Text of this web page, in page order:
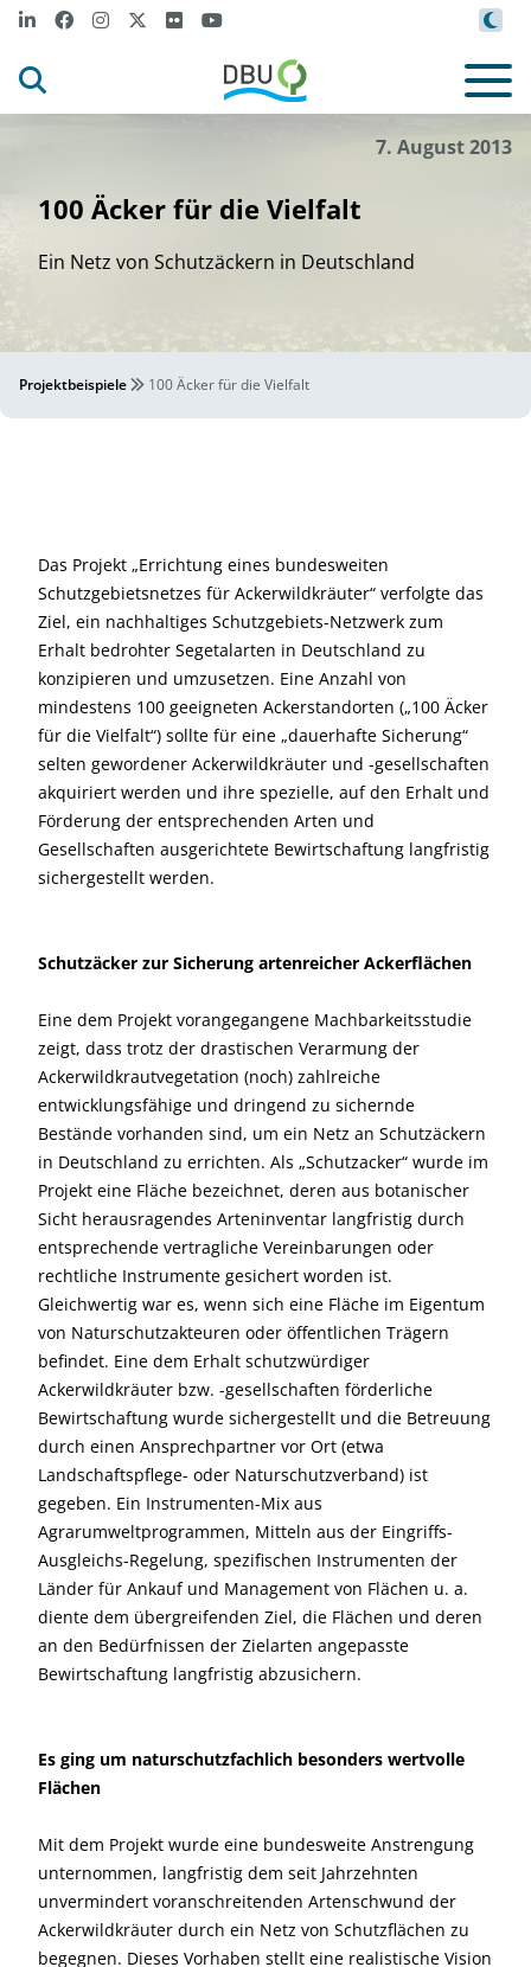
7. August 2013
100 Äcker für die Vielfalt
Ein Netz von Schutzäckern in Deutschland
Projektbeispiele 100 Äcker für die Vielfalt
Das Projekt „Errichtung eines bundesweiten
Schutzgebietsnetzes für Ackerwildkräuter“ verfolgte das
Ziel, ein nachhaltiges Schutzgebiets-Netzwerk zum
Erhalt bedrohter Segetalarten in Deutschland zu
konzipieren und umzusetzen. Eine Anzahl von
mindestens 100 geeigneten Ackerstandorten („100 Äcker
für die Vielfalt“) sollte für eine „dauerhafte Sicherung“
selten gewordener Ackerwildkräuter und -gesellschaften
akquiriert werden und ihre spezielle, auf den Erhalt und
Förderung der entsprechenden Arten und
Gesellschaften ausgerichtete Bewirtschaftung langfristig
sichergestellt werden.
Schutzäcker zur Sicherung artenreicher Ackerflächen
Eine dem Projekt vorangegangene Machbarkeitsstudie
zeigt, dass trotz der drastischen Verarmung der
Ackerwildkrautvegetation (noch) zahlreiche
entwicklungsfähige und dringend zu sichernde
Bestände vorhanden sind, um ein Netz an Schutzäckern
in Deutschland zu errichten. Als „Schutzacker“ wurde im
Projekt eine Fläche bezeichnet, deren aus botanischer
Sicht herausragendes Arteninventar langfristig durch
entsprechende vertragliche Vereinbarungen oder
rechtliche Instrumente gesichert worden ist.
Gleichwertig war es, wenn sich eine Fläche im Eigentum
von Naturschutzakteuren oder öffentlichen Trägern
befindet. Eine dem Erhalt schutzwürdiger
Ackerwildkräuter bzw. -gesellschaften förderliche
Bewirtschaftung wurde sichergestellt und die Betreuung
durch einen Ansprechpartner vor Ort (etwa
Landschaftspflege- oder Naturschutzverband) ist
gegeben. Ein Instrumenten-Mix aus
Agrarumweltprogrammen, Mitteln aus der Eingriffs-
Ausgleichs-Regelung, spezifischen Instrumenten der
Länder für Ankauf und Management von Flächen u. a.
diente dem übergreifenden Ziel, die Flächen und deren
an den Bedürfnissen der Zielarten angepasste
Bewirtschaftung langfristig abzusichern.
Es ging um naturschutzfachlich besonders wertvolle
Flächen
Mit dem Projekt wurde eine bundesweite Anstrengung
unternommen, langfristig dem seit Jahrzehnten
unvermindert voranschreitenden Artenschwund der
Ackerwildkräuter durch ein Netz von Schutzflächen zu
begegnen. Dieses Vorhaben stellt eine realistische Vision